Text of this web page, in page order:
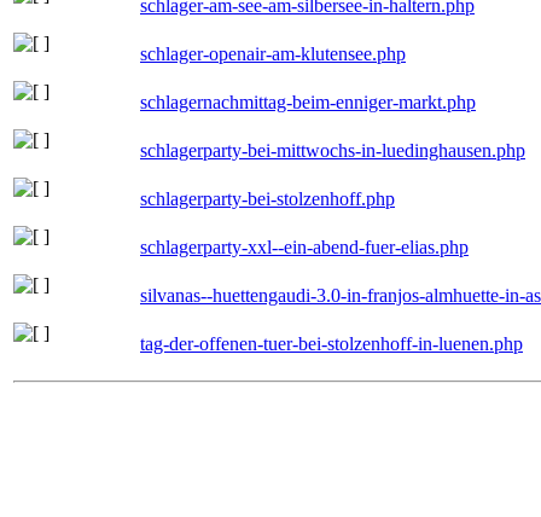
schlager-am-see-am-silbersee-in-haltern.php
schlager-openair-am-klutensee.php
schlagernachmittag-beim-enniger-markt.php
schlagerparty-bei-mittwochs-in-luedinghausen.php
schlagerparty-bei-stolzenhoff.php
schlagerparty-xxl--ein-abend-fuer-elias.php
silvanas--huettengaudi-3.0-in-franjos-almhuette-in-
tag-der-offenen-tuer-bei-stolzenhoff-in-luenen.php